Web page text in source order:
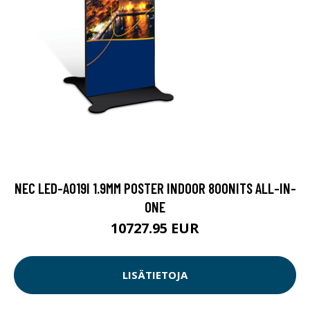
NEC LED-A019I 1.9MM POSTER INDOOR 800NITS ALL-IN-
ONE
10727.95 EUR
LISÄTIETOJA